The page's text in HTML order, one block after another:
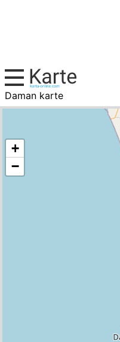
Daman karte
Indien, Städte-Liste
+
−